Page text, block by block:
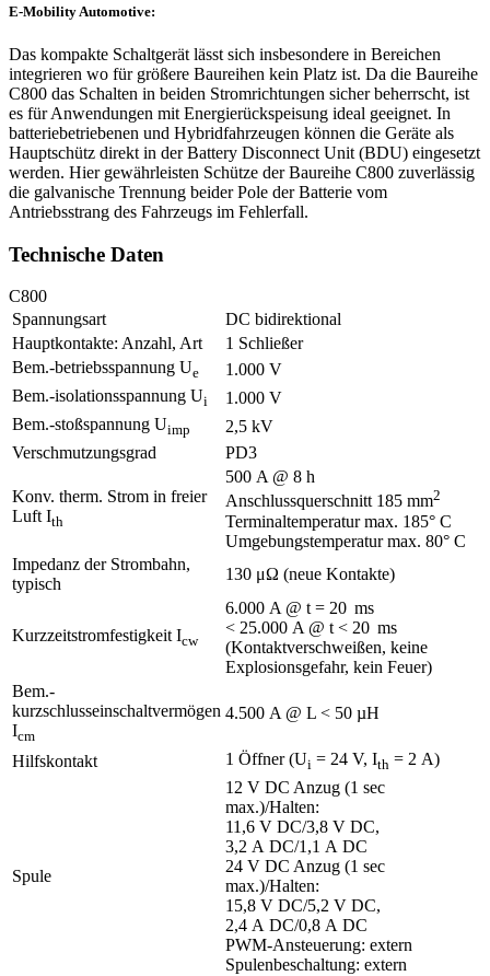
E-Mobility Automotive:
Das kompakte Schaltgerät lässt sich insbesondere in Bereichen
integrieren wo für größere Baureihen kein Platz ist. Da die Baureihe
C800 das Schalten in beiden Stromrichtungen sicher beherrscht, ist
es für Anwendungen mit Energierück­speisung ideal geeignet. In
batteriebetriebenen und Hybrid­fahrzeugen können die Geräte als
Hauptschütz direkt in der Battery Dis­con­nect Unit (BDU) eingesetzt
werden. Hier gewährleisten Schütze der Baureihe C800 zuverlässig
die galvanische Trennung beider Pole der Batterie vom
Antriebsstrang des Fahrzeugs im Fehlerfall.
Technische Daten
C800
Spannungsart
DC bidirektional
Hauptkontakte: Anzahl, Art
1 Schließer
Bem.-betriebsspannung Ue
1.000 V
Bem.-isolationsspannung Ui
1.000 V
Bem.-stoßspannung Uimp
2,5 kV
Verschmutzungsgrad
PD3
Konv. therm. Strom in freier
Luft Ith
500 A @ 8 h
Anschlussquerschnitt 185 mm2
Terminaltemperatur max. 185° C
Umgebungstemperatur max. 80° C
Impedanz der Strombahn,
typisch
130 μΩ (neue Kontakte)
Kurzzeitstromfestigkeit Icw
6.000 A @ t = 20 ms
< 25.000 A @ t < 20 ms
(Kontaktverschweißen, keine
Explosionsgefahr, kein Feuer)
Bem.-
kurzschlusseinschaltvermögen
Icm
4.500 A @ L < 50 µH
Hilfskontakt 1 Öffner (Ui = 24 V, Ith = 2 A)
Spule
12 V DC Anzug (1 sec
max.)/Halten:
11,6 V DC/3,8 V DC,
3,2 A DC/1,1 A DC
24 V DC Anzug (1 sec
max.)/Halten:
15,8 V DC/5,2 V DC,
2,4 A DC/0,8 A DC
PWM-Ansteuerung: extern
Spulenbeschaltung: extern